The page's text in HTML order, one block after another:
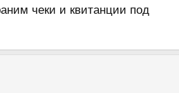
чеки и квитанции под